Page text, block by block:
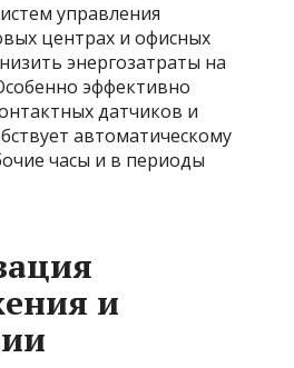
управления
центрах и офисных
энергозатраты на
эффективно
датчиков и
автоматическому
часы и в периоды
и